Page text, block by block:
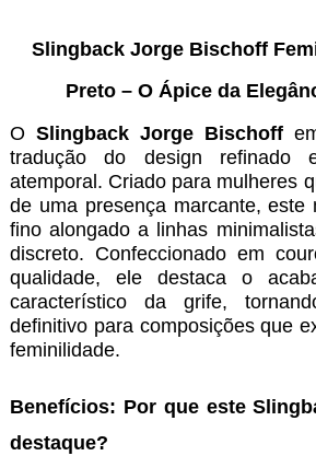
Slingback Jorge Bischoff
Preto – O Ápice da
O Slingback Jorge Bischoff
tradução do design refinado
atemporal. Criado para mulheres
de uma presença marcante, este
fino alongado a linhas
discreto. Confeccionado em
qualidade, ele destaca o
característico da grife,
definitivo para composições que
feminilidade.
Benefícios: Por que este
destaque?